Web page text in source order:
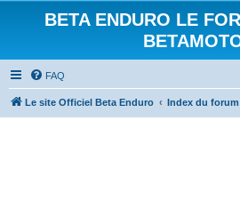
BETA ENDURO LE
FAQ
Le site Officiel Beta Enduro Index du forum